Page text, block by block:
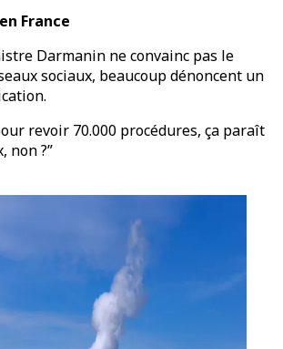
France
Darmanin ne convainc pas le
sociaux, beaucoup dénoncent un
revoir 70.000 procédures, ça paraît
non ?”